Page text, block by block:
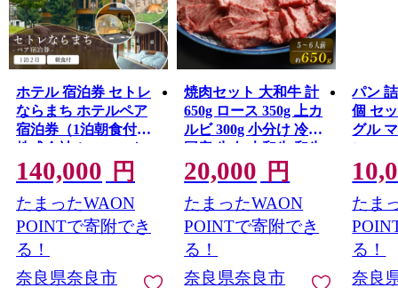
ホテル 宿泊券 セトレ
ならまち ホテルペア
宿泊券（1泊朝食付）
株式会社ホロニック
140,000 円
たまったWAON
POINTで寄附でき
る！
奈良県奈良市
焼肉セット 大和牛 計
650g ロース 350g 上カ
ルビ 300g 小分け 冷蔵
国産 牛肉 大和牛 和牛
焼き肉 やきにくセッ
ト ヤキニクセット 赤
身 黒毛和牛 人気 おす
すめ ロース肉 カルビ
やきにく 焼き肉 奈良
県 奈良市 和牛専門店
はじめ
20,000 円
たまったWAON
POINTで寄附でき
る！
奈良県奈良市
パン
個 セ
グル
ンロ
ャ お
まかせ
比べ
奈良市
食 モ
贈答
ン ミ
たま
る！
奈良